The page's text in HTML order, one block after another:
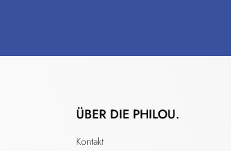
ÜBER DIE PHILOU.
Kontakt